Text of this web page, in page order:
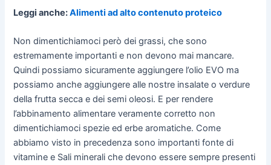
Leggi anche:Alimenti ad alto contenuto proteico
Non dimentichiamoci però dei grassi, che sono
estremamente importanti e non devono mai mancare.
Quindi possiamo sicuramente aggiungere l’olio EVO ma
possiamo anche aggiungere alle nostre insalate o verdure
della frutta secca e dei semi oleosi. E per rendere
l’abbinamento alimentare veramente corretto non
dimentichiamoci spezie ed erbe aromatiche. Come
abbiamo visto in precedenza sono importanti fonte di
vitamine e Sali minerali che devono essere sempre presenti